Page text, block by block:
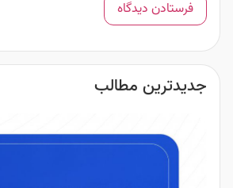
جدیدترین مطالب